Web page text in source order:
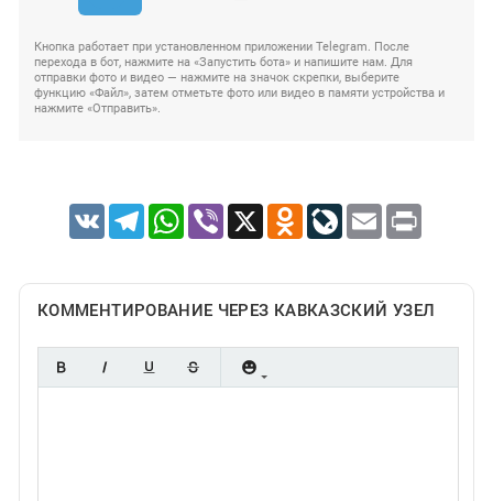
Кнопка работает при установленном приложении Telegram. После
перехода в бот, нажмите на «Запустить бота» и напишите нам. Для
отправки фото и видео — нажмите на значок скрепки, выберите
функцию «Файл», затем отметьте фото или видео в памяти устройства и
нажмите «Отправить».
VK TelegramWhatsApp
Viber X Odnoklassniki
LiveJournal
Email Print
КОММЕНТИРОВАНИЕ ЧЕРЕЗ КАВКАЗСКИЙ УЗЕЛ